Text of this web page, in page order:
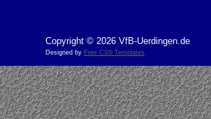
Copyright © 2026 VfB-Uerdingen.de
Designed by Free CSS Templates